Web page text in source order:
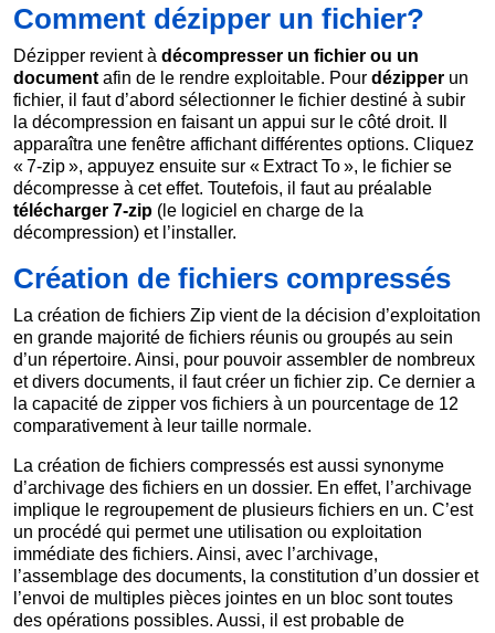
Comment dézipper un fichier?
Dézipper revient à décompresser un fichier ou un
document afin de le rendre exploitable. Pour dézipper un
fichier, il faut d’abord sélectionner le fichier destiné à subir
la décompression en faisant un appui sur le côté droit. Il
apparaîtra une fenêtre affichant différentes options. Cliquez
« 7-zip », appuyez ensuite sur « Extract To », le fichier se
décompresse à cet effet. Toutefois, il faut au préalable
télécharger 7-zip (le logiciel en charge de la
décompression) et l’installer.
Création de fichiers compressés
La création de fichiers Zip vient de la décision d’exploitation
en grande majorité de fichiers réunis ou groupés au sein
d’un répertoire. Ainsi, pour pouvoir assembler de nombreux
et divers documents, il faut créer un fichier zip. Ce dernier a
la capacité de zipper vos fichiers à un pourcentage de 12
comparativement à leur taille normale.
La création de fichiers compressés est aussi synonyme
d’archivage des fichiers en un dossier. En effet, l’archivage
implique le regroupement de plusieurs fichiers en un. C’est
un procédé qui permet une utilisation ou exploitation
immédiate des fichiers. Ainsi, avec l’archivage,
l’assemblage des documents, la constitution d’un dossier et
l’envoi de multiples pièces jointes en un bloc sont toutes
des opérations possibles. Aussi, il est probable de